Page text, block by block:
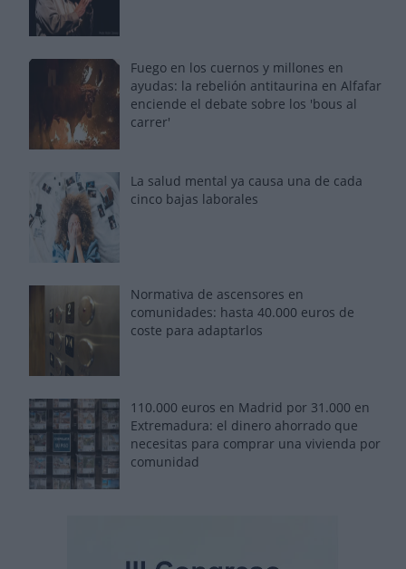
Fuego en los cuernos y millones en
ayudas: la rebelión antitaurina en Alfafar
enciende el debate sobre los 'bous al
carrer'
La salud mental ya causa una de cada
cinco bajas laborales
Normativa de ascensores en
comunidades: hasta 40.000 euros de
coste para adaptarlos
110.000 euros en Madrid por 31.000 en
Extremadura: el dinero ahorrado que
necesitas para comprar una vivienda por
comunidad